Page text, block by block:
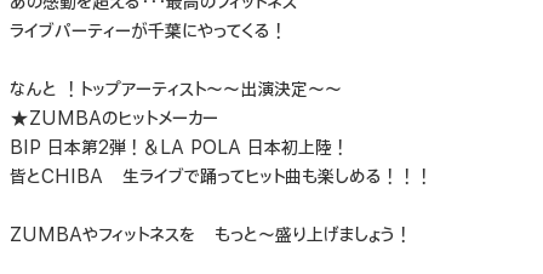
ライブパーティーが千葉にやってくる！
なんと ！トップアーティスト～～出演決定～～
★ZUMBAのヒットメーカー
BIP 日本第2弾！＆LA POLA 日本初上陸！
皆とCHIBA 生ライブで踊ってヒット曲も楽しめる！！！
ZUMBAやフィットネスを もっと～盛り上げましょう！